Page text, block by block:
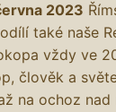
2023
také naše
vždy ve
člověk a
na ochoz